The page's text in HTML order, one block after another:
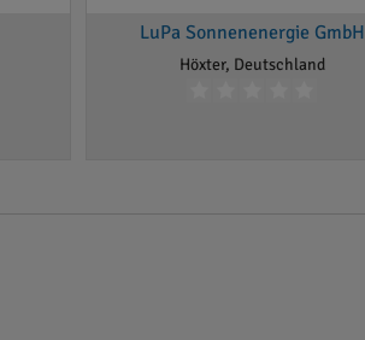
LuPa Sonnenenergie GmbH
Höxter, Deutschland